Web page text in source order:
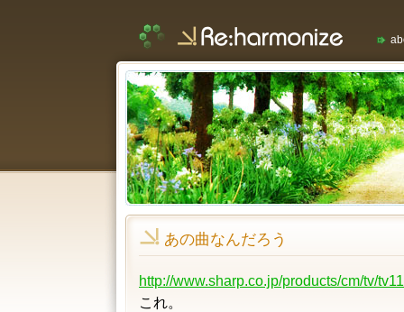
あの曲なんだろう
http://www.sharp.co.jp/products/cm/tv/
これ。